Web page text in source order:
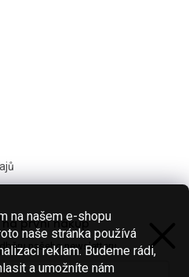
na našem e-shopu
naše stránka používá
reklam. Budeme rádi,
a umožníte nám
/0 KČ
na první nákup
našeho newsletteru.